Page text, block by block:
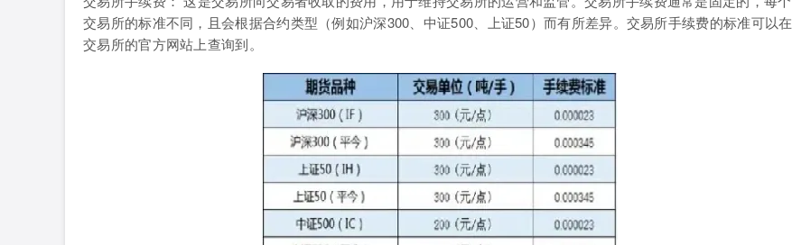
交易所的标准不同，且会根据合约类型（例如沪深300、中证500、上证50）而有所差异。交易所手续费的标准可以在
交易所的官方网站上查询到。